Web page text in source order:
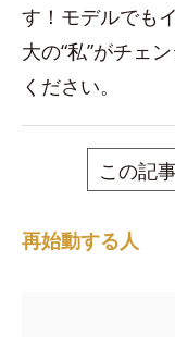
す！モデルでも
大の“私”がチェ
ください。
この記
再始動する人